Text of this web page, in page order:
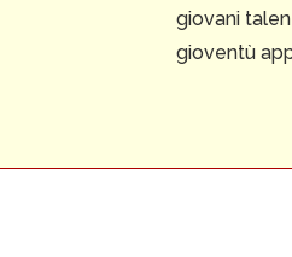
giovani
gioventù